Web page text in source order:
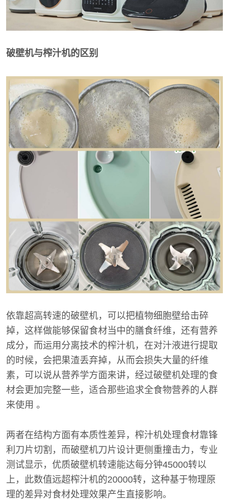
破壁机与榨汁机的区别
依靠超高转速的破壁机，可以把植物细胞壁给击碎
掉，这样做能够保留食材当中的膳食纤维，还有营养
成分，而运用分离技术的榨汁机，在对汁液进行提取
的时候，会把果渣丢弃掉，从而会损失大量的纤维
素，可以说从营养学方面来讲，经过破壁机处理的食
材会更加完整一些，适合那些追求全食物营养的人群
来使用 。
两者在结构方面有本质性差异，榨汁机处理食材靠锋
利刀片切割，而破壁机刀片设计更侧重撞击力，专业
测试显示，优质破壁机转速能达每分钟45000转以
上，此数值远超榨汁机的20000转，这种基于物理原
理的差异对食材处理效果产生直接影响。